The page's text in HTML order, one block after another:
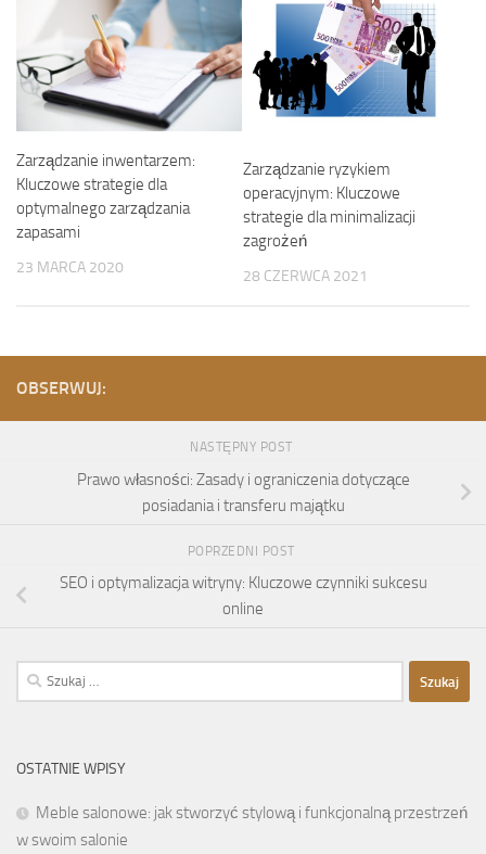
Zarządzanie inwentarzem:
Kluczowe strategie dla
optymalnego zarządzania
zapasami
23 MARCA 2020
Zarządzanie ryzykiem
operacyjnym: Kluczowe
strategie dla minimalizacji
zagrożeń
28 CZERWCA 2021
OBSERWUJ:
NASTĘPNY POST
Prawo własności: Zasady i ograniczenia dotyczące
posiadania i transferu majątku
POPRZEDNI POST
SEO i optymalizacja witryny: Kluczowe czynniki sukcesu
online
Szukaj:
OSTATNIE WPISY
Meble salonowe: jak stworzyć stylową i funkcjonalną przestrzeń
w swoim salonie